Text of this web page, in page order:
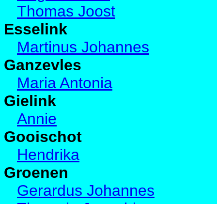
Thomas Joost
Esselink
Martinus Johannes
Ganzevles
Maria Antonia
Gielink
Annie
Gooischot
Hendrika
Groenen
Gerardus Johannes